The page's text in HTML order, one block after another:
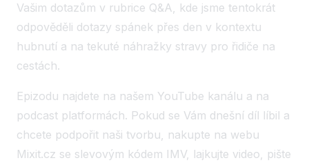
Vašim dotazům v rubrice Q&A, kde jsme tentokrát
odpověděli dotazy spánek přes den v kontextu
hubnutí a na tekuté náhražky stravy pro řidiče na
cestách.
Epizodu najdete na našem YouTube kanálu a na
podcast platformách. Pokud se Vám dnešní díl líbil a
chcete podpořit naši tvorbu, nakupte na webu
Mixit.cz se slevovým kódem IMV, lajkujte video, pište